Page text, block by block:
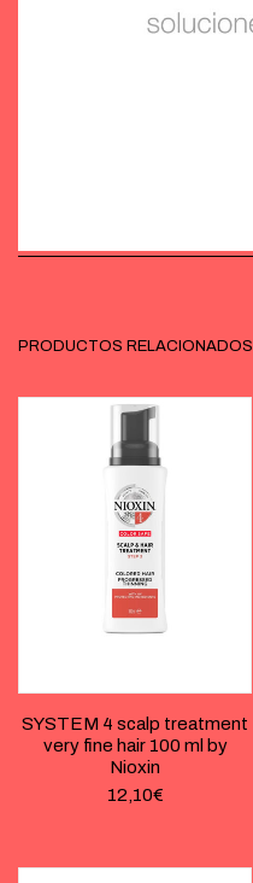
PRODUCTOS RELACIONADOS
SYSTEM 4 scalp treatment
very fine hair 100 ml by
Nioxin
12,10€